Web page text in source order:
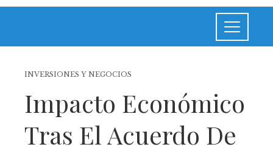
INVERSIONES Y NEGOCIOS
Impacto Económico
Tras El Acuerdo De